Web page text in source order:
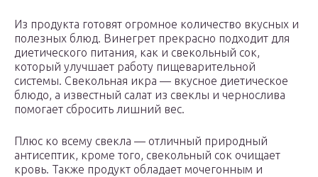
Из продукта готовят огромное количество вкусных и
полезных блюд. Винегрет прекрасно подходит для
диетического питания, как и свекольный сок,
который улучшает работу пищеварительной
системы. Свекольная икра — вкусное диетическое
блюдо, а известный салат из свеклы и чернослива
помогает сбросить лишний вес.
Плюс ко всему свекла — отличный природный
антисептик, кроме того, свекольный сок очищает
кровь. Также продукт обладает мочегонным и